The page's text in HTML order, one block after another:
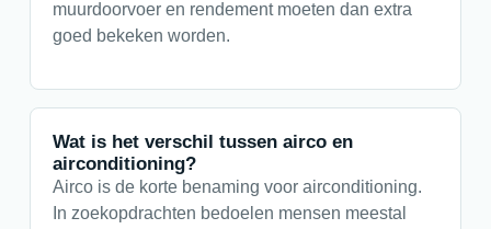
muurdoorvoer en rendement moeten dan extra
goed bekeken worden.
Wat is het verschil tussen airco en
airconditioning?
Airco is de korte benaming voor airconditioning.
In zoekopdrachten bedoelen mensen meestal